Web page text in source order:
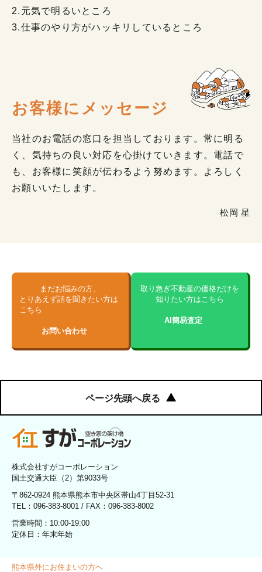
2.元気で明るいところ
3.仕事のやり方がハッキリしているところ
お客様にメッセージ
当社のお電話の窓口を担当しております。常に明る
く、気持ちの良い対応を心掛けていきます。電話で
も、お客様に笑顔が伝わるよう努めます。よろしく
お願いいたします。
松岡 星
まだお悩みの方、
とりあえず話を聞きたい方は
こちら
お問い合わせ
取り急ぎ不動産の価格だけを
知りたい方はこちら
AI簡易査定
ページ先頭へ戻る
株式会社すがコーポレーション
国土交通大臣（2）第9033号
〒862-0924 熊本県熊本市中央区帯山4丁目52-31
TEL：096-383-8001 / FAX：096-383-8002
営業時間：10:00-19:00
定休日：年末年始
熊本県外にお住まいの方へ